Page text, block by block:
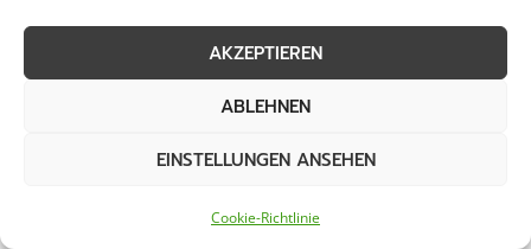
AKZEPTIEREN
ABLEHNEN
EINSTELLUNGEN ANSEHEN
Cookie-Richtlinie
Verlässlicher Winterdienst für